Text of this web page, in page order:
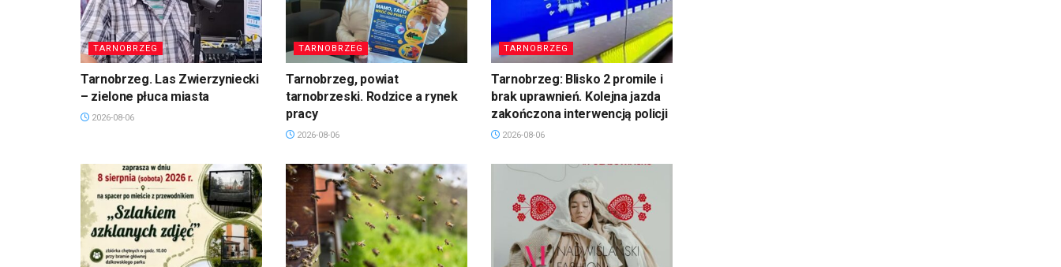
TARNOBRZEG
Tarnobrzeg. Las Zwierzyniecki
– zielone płuca miasta
2026-08-06
TARNOBRZEG
Tarnobrzeg, powiat
tarnobrzeski. Rodzice a rynek
pracy
2026-08-06
TARNOBRZEG
Tarnobrzeg: Blisko 2 promile i
brak uprawnień. Kolejna jazda
zakończona interwencją policji
2026-08-06